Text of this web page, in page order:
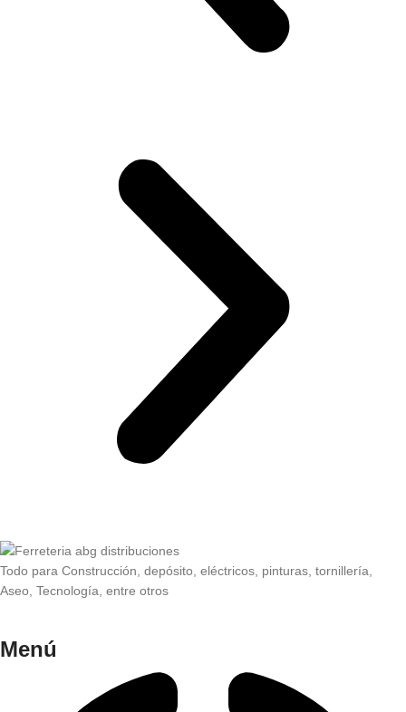
Todo para Construcción, depósito, eléctricos, pinturas, tornillería,
Aseo, Tecnología, entre otros
Menú